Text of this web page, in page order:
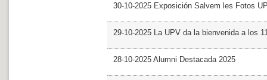
30-10-2025 Exposición Salvem les Fotos
29-10-2025 La UPV da la bienvenida a los
28-10-2025 Alumni Destacada 2025